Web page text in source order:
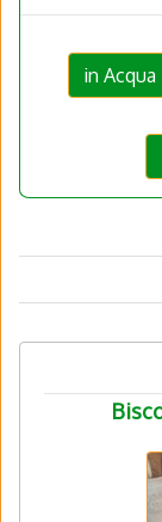
in Acqua